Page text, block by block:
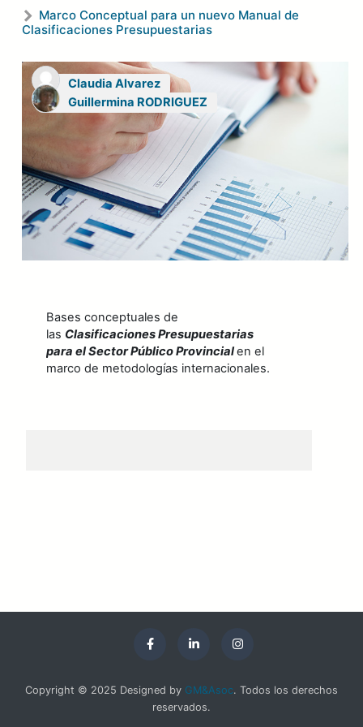
Marco Conceptual para un nuevo Manual de
Clasificaciones Presupuestarias
Claudia Alvarez
Guillermina RODRIGUEZ
Bases conceptuales de
las Clasificaciones Presupuestarias
para el Sector Público Provincialen el
marco de metodologías internacionales.
Copyright © 2025 Designed by GM&Asoc. Todos los derechos
reservados.